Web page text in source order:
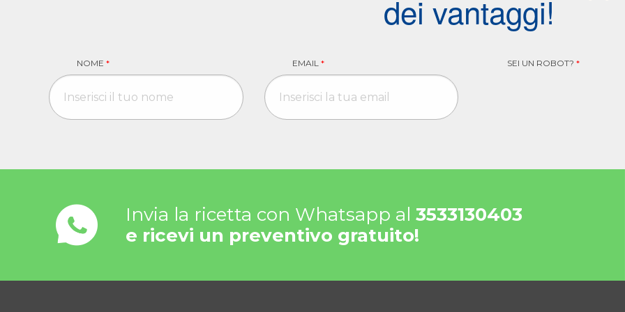
dei vantaggi!
NOME * EMAIL * SEI UN ROBOT? *
Invia la ricetta con Whatsapp al 3533130403
e ricevi un preventivo gratuito!